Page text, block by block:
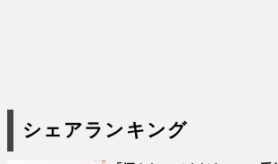
シェアランキング